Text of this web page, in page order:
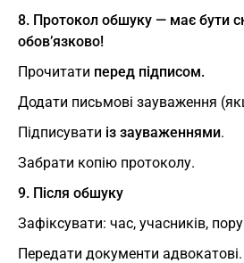
8. Протокол обшуку — має бути
обов’язково!
Прочитати перед підписом.
Додати письмові зауваження
Підписувати із зауваженнями.
Забрати копію протоколу.
9. Після обшуку
Зафіксувати: час, учасників,
Передати документи адвокатові.